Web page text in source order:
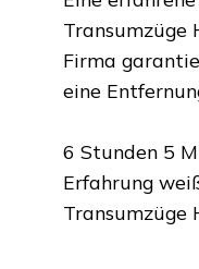
Transumzüge
Firma
eine
6 Stunden 5
Erfahrung
Transumzüge